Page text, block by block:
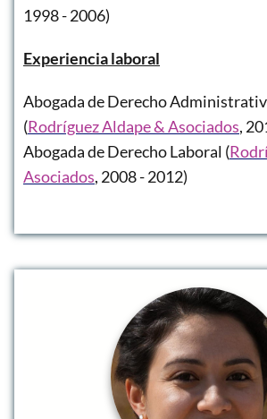
1998 - 2006)
Experiencia laboral
Abogada de Derecho
(Rodríguez Aldape & Asociados,
Abogada de Derecho Laboral (
Asociados, 2008 - 2012)